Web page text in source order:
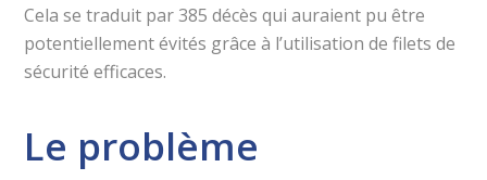
Cela se traduit par 385 décès qui auraient pu être
potentiellement évités grâce à l’utilisation de filets de
sécurité efficaces.
Le problème